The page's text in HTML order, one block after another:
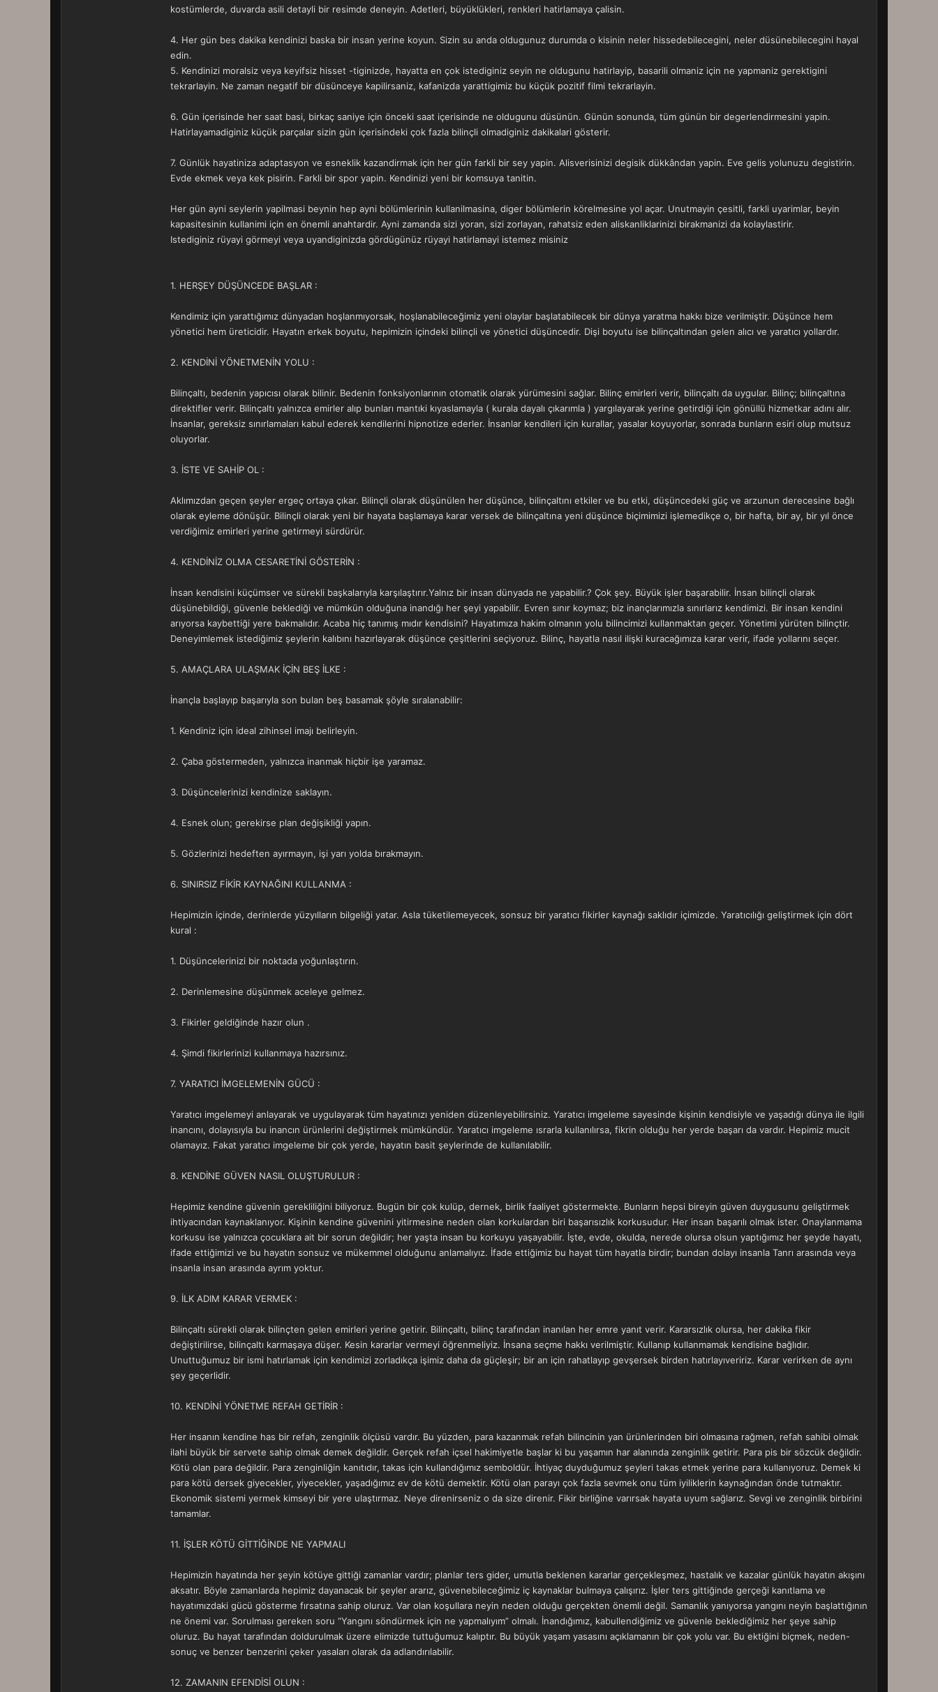
kostümlerde, duvarda asili detayli bir resimde deneyin. Adetleri, büyüklükleri, renkleri hatirlamaya çalisin.
4. Her gün bes dakika kendinizi baska bir insan yerine koyun. Sizin su anda oldugunuz durumda o kisinin neler hissedebilecegini, neler düsünebilecegini hayal
edin.
5. Kendinizi moralsiz veya keyifsiz hisset -tiginizde, hayatta en çok istediginiz seyin ne oldugunu hatirlayip, basarili olmaniz için ne yapmaniz gerektigini
tekrarlayin. Ne zaman negatif bir düsünceye kapilirsaniz, kafanizda yarattigimiz bu küçük pozitif filmi tekrarlayin.
6. Gün içerisinde her saat basi, birkaç saniye için önceki saat içerisinde ne oldugunu düsünün. Günün sonunda, tüm günün bir degerlendirmesini yapin.
Hatirlayamadiginiz küçük parçalar sizin gün içerisindeki çok fazla bilinçli olmadiginiz dakikalari gösterir.
7. Günlük hayatiniza adaptasyon ve esneklik kazandirmak için her gün farkli bir sey yapin. Alisverisinizi degisik dükkândan yapin. Eve gelis yolunuzu degistirin.
Evde ekmek veya kek pisirin. Farkli bir spor yapin. Kendinizi yeni bir komsuya tanitin.
Her gün ayni seylerin yapilmasi beynin hep ayni bölümlerinin kullanilmasina, diger bölümlerin körelmesine yol açar. Unutmayin çesitli, farkli uyarimlar, beyin
kapasitesinin kullanimi için en önemli anahtardir. Ayni zamanda sizi yoran, sizi zorlayan, rahatsiz eden aliskanliklarinizi birakmanizi da kolaylastirir.
Istediginiz rüyayi görmeyi veya uyandiginizda gördügünüz rüyayi hatirlamayi istemez misiniz
1. HERŞEY DÜŞÜNCEDE BAŞLAR :
Kendimiz için yarattığımız dünyadan hoşlanmıyorsak, hoşlanabileceğimiz yeni olaylar başlatabilecek bir dünya yaratma hakkı bize verilmiştir. Düşünce hem
yönetici hem üreticidir. Hayatın erkek boyutu, hepimizin içindeki bilinçli ve yönetici düşüncedir. Dişi boyutu ise bilinçaltından gelen alıcı ve yaratıcı yollardır.
2. KENDİNİ YÖNETMENİN YOLU :
Bilinçaltı, bedenin yapıcısı olarak bilinir. Bedenin fonksiyonlarının otomatik olarak yürümesini sağlar. Bilinç emirleri verir, bilinçaltı da uygular. Bilinç; bilinçaltına
direktifler verir. Bilinçaltı yalnızca emirler alıp bunları mantıki kıyaslamayla ( kurala dayalı çıkarımla ) yargılayarak yerine getirdiği için gönüllü hizmetkar adını alır.
İnsanlar, gereksiz sınırlamaları kabul ederek kendilerini hipnotize ederler. İnsanlar kendileri için kurallar, yasalar koyuyorlar, sonrada bunların esiri olup mutsuz
oluyorlar.
3. İSTE VE SAHİP OL :
Aklımızdan geçen şeyler ergeç ortaya çıkar. Bilinçli olarak düşünülen her düşünce, bilinçaltını etkiler ve bu etki, düşüncedeki güç ve arzunun derecesine bağlı
olarak eyleme dönüşür. Bilinçli olarak yeni bir hayata başlamaya karar versek de bilinçaltına yeni düşünce biçimimizi işlemedikçe o, bir hafta, bir ay, bir yıl önce
verdiğimiz emirleri yerine getirmeyi sürdürür.
4. KENDİNİZ OLMA CESARETİNİ GÖSTERİN :
İnsan kendisini küçümser ve sürekli başkalarıyla karşılaştırır.Yalnız bir insan dünyada ne yapabilir.? Çok şey. Büyük işler başarabilir. İnsan bilinçli olarak
düşünebildiği, güvenle beklediği ve mümkün olduğuna inandığı her şeyi yapabilir. Evren sınır koymaz; biz inançlarımızla sınırlarız kendimizi. Bir insan kendini
arıyorsa kaybettiği yere bakmalıdır. Acaba hiç tanımış mıdır kendisini? Hayatımıza hakim olmanın yolu bilincimizi kullanmaktan geçer. Yönetimi yürüten bilinçtir.
Deneyimlemek istediğimiz şeylerin kalıbını hazırlayarak düşünce çeşitlerini seçiyoruz. Bilinç, hayatla nasıl ilişki kuracağımıza karar verir, ifade yollarını seçer.
5. AMAÇLARA ULAŞMAK İÇİN BEŞ İLKE :
İnançla başlayıp başarıyla son bulan beş basamak şöyle sıralanabilir:
1. Kendiniz için ideal zihinsel imajı belirleyin.
2. Çaba göstermeden, yalnızca inanmak hiçbir işe yaramaz.
3. Düşüncelerinizi kendinize saklayın.
4. Esnek olun; gerekirse plan değişikliği yapın.
5. Gözlerinizi hedeften ayırmayın, işi yarı yolda bırakmayın.
6. SINIRSIZ FİKİR KAYNAĞINI KULLANMA :
Hepimizin içinde, derinlerde yüzyılların bilgeliği yatar. Asla tüketilemeyecek, sonsuz bir yaratıcı fikirler kaynağı saklıdır içimizde. Yaratıcılığı geliştirmek için dört
kural :
1. Düşüncelerinizi bir noktada yoğunlaştırın.
2. Derinlemesine düşünmek aceleye gelmez.
3. Fikirler geldiğinde hazır olun .
4. Şimdi fikirlerinizi kullanmaya hazırsınız.
7. YARATICI İMGELEMENİN GÜCÜ :
Yaratıcı imgelemeyi anlayarak ve uygulayarak tüm hayatınızı yeniden düzenleyebilirsiniz. Yaratıcı imgeleme sayesinde kişinin kendisiyle ve yaşadığı dünya ile ilgili
inancını, dolayısıyla bu inancın ürünlerini değiştirmek mümkündür. Yaratıcı imgeleme ısrarla kullanılırsa, fikrin olduğu her yerde başarı da vardır. Hepimiz mucit
olamayız. Fakat yaratıcı imgeleme bir çok yerde, hayatın basit şeylerinde de kullanılabilir.
8. KENDİNE GÜVEN NASIL OLUŞTURULUR :
Hepimiz kendine güvenin gerekliliğini biliyoruz. Bugün bir çok kulüp, dernek, birlik faaliyet göstermekte. Bunların hepsi bireyin güven duygusunu geliştirmek
ihtiyacından kaynaklanıyor. Kişinin kendine güvenini yitirmesine neden olan korkulardan biri başarısızlık korkusudur. Her insan başarılı olmak ister. Onaylanmama
korkusu ise yalnızca çocuklara ait bir sorun değildir; her yaşta insan bu korkuyu yaşayabilir. İşte, evde, okulda, nerede olursa olsun yaptığımız her şeyde hayatı,
ifade ettiğimizi ve bu hayatın sonsuz ve mükemmel olduğunu anlamalıyız. İfade ettiğimiz bu hayat tüm hayatla birdir; bundan dolayı insanla Tanrı arasında veya
insanla insan arasında ayrım yoktur.
9. İLK ADIM KARAR VERMEK :
Bilinçaltı sürekli olarak bilinçten gelen emirleri yerine getirir. Bilinçaltı, bilinç tarafından inanılan her emre yanıt verir. Kararsızlık olursa, her dakika fikir
değiştirilirse, bilinçaltı karmaşaya düşer. Kesin kararlar vermeyi öğrenmeliyiz. İnsana seçme hakkı verilmiştir. Kullanıp kullanmamak kendisine bağlıdır.
Unuttuğumuz bir ismi hatırlamak için kendimizi zorladıkça işimiz daha da güçleşir; bir an için rahatlayıp gevşersek birden hatırlayıveririz. Karar verirken de aynı
şey geçerlidir.
10. KENDİNİ YÖNETME REFAH GETİRİR :
Her insanın kendine has bir refah, zenginlik ölçüsü vardır. Bu yüzden, para kazanmak refah bilincinin yan ürünlerinden biri olmasına rağmen, refah sahibi olmak
ilahi büyük bir servete sahip olmak demek değildir. Gerçek refah içsel hakimiyetle başlar ki bu yaşamın har alanında zenginlik getirir. Para pis bir sözcük değildir.
Kötü olan para değildir. Para zenginliğin kanıtıdır, takas için kullandığımız semboldür. İhtiyaç duyduğumuz şeyleri takas etmek yerine para kullanıyoruz. Demek ki
para kötü dersek giyecekler, yiyecekler, yaşadığımız ev de kötü demektir. Kötü olan parayı çok fazla sevmek onu tüm iyiliklerin kaynağından önde tutmaktır.
Ekonomik sistemi yermek kimseyi bir yere ulaştırmaz. Neye direnirseniz o da size direnir. Fikir birliğine varırsak hayata uyum sağlarız. Sevgi ve zenginlik birbirini
tamamlar.
11. İŞLER KÖTÜ GİTTİĞİNDE NE YAPMALI
Hepimizin hayatında her şeyin kötüye gittiği zamanlar vardır; planlar ters gider, umutla beklenen kararlar gerçekleşmez, hastalık ve kazalar günlük hayatın akışını
aksatır. Böyle zamanlarda hepimiz dayanacak bir şeyler ararız, güvenebileceğimiz iç kaynaklar bulmaya çalışırız. İşler ters gittiğinde gerçeği kanıtlama ve
hayatımızdaki gücü gösterme fırsatına sahip oluruz. Var olan koşullara neyin neden olduğu gerçekten önemli değil. Samanlık yanıyorsa yangını neyin başlattığının
ne önemi var. Sorulması gereken soru “Yangını söndürmek için ne yapmalıyım” olmalı. İnandığımız, kabullendiğimiz ve güvenle beklediğimiz her şeye sahip
oluruz. Bu hayat tarafından doldurulmak üzere elimizde tuttuğumuz kalıptır. Bu büyük yaşam yasasını açıklamanın bir çok yolu var. Bu ektiğini biçmek, neden-
sonuç ve benzer benzerini çeker yasaları olarak da adlandırılabilir.
12. ZAMANIN EFENDİSİ OLUN :